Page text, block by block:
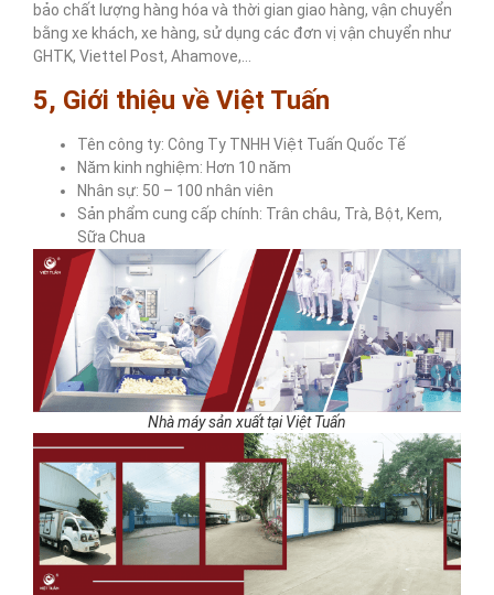
bảo chất lượng hàng hóa và thời gian giao hàng, vận chuyển
bằng xe khách, xe hàng, sử dụng các đơn vị vận chuyển như
GHTK, Viettel Post, Ahamove,…
5, Giới thiệu về Việt Tuấn
Tên công ty: Công Ty TNHH Việt Tuấn Quốc Tế
Năm kinh nghiệm: Hơn 10 năm
Nhân sự: 50 – 100 nhân viên
Sản phẩm cung cấp chính: Trân châu, Trà, Bột, Kem,
Sữa Chua
Nhà máy sản xuất tại Việt Tuấn